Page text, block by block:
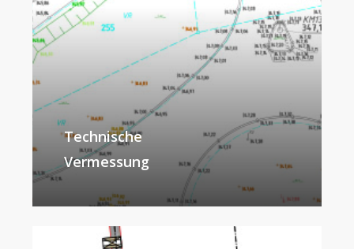
Technische
Vermessung